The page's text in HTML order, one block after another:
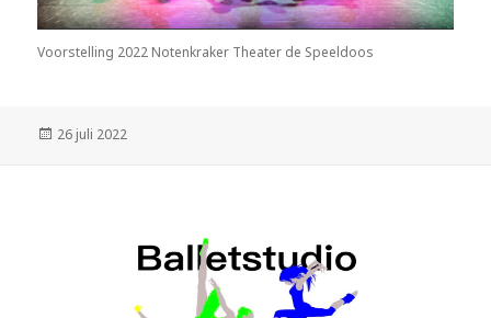
Voorstelling 2022 Notenkraker Theater de Speeldoos
Geplaatst
26 juli 2022